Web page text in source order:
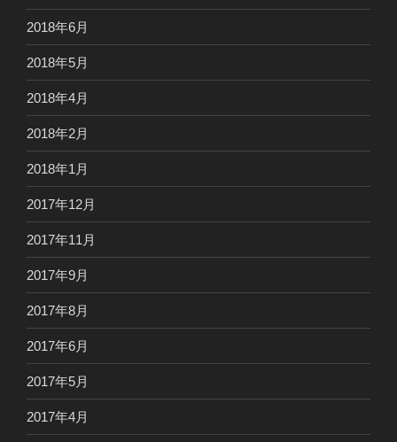
2018年6月
2018年5月
2018年4月
2018年2月
2018年1月
2017年12月
2017年11月
2017年9月
2017年8月
2017年6月
2017年5月
2017年4月